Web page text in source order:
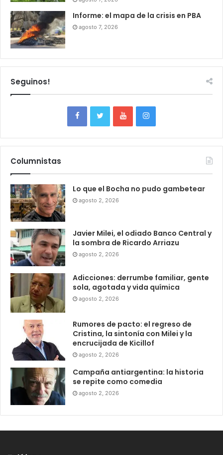
Informe: el mapa de la crisis en PBA
agosto 7, 2026
Seguinos!
Columnistas
Lo que el Bocha no pudo gambetear
agosto 2, 2026
Javier Milei, el odiado Banco Central y
la sombra de Ricardo Arriazu
agosto 2, 2026
Adicciones: derrumbe familiar, gente
sola, agotada y vida química
agosto 2, 2026
Rumores de pacto: el regreso de
Cristina, la sintonía con Milei y la
encrucijada de Kicillof
agosto 2, 2026
Campaña antiargentina: la historia
se repite como comedia
agosto 2, 2026